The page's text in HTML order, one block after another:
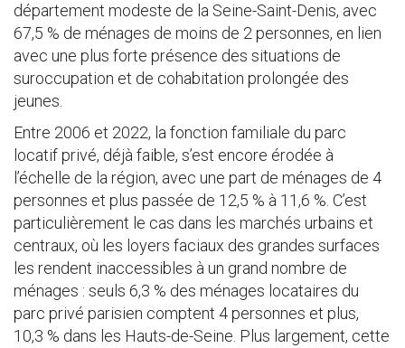
département modeste de la Seine-Saint-Denis, avec
67,5 % de ménages de moins de 2 personnes, en lien
avec une plus forte présence des situations de
suroccupation et de cohabitation prolongée des
jeunes.
Entre 2006 et 2022, la fonction familiale du parc
locatif privé, déjà faible, s’est encore érodée à
l’échelle de la région, avec une part de ménages de 4
personnes et plus passée de 12,5 % à 11,6 %. C’est
particulièrement le cas dans les marchés urbains et
centraux, où les loyers faciaux des grandes surfaces
les rendent inaccessibles à un grand nombre de
ménages : seuls 6,3 % des ménages locataires du
parc privé parisien comptent 4 personnes et plus,
10,3 % dans les Hauts-de-Seine. Plus largement, cette